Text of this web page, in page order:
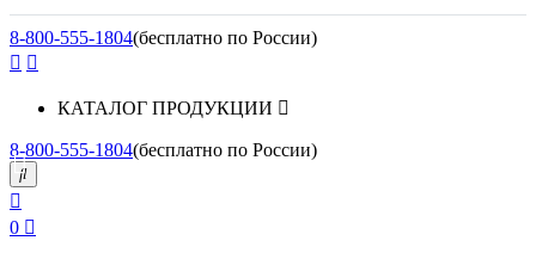
8-800-555-1804(бесплатно по России)
КАТАЛОГ ПРОДУКЦИИ
8-800-555-1804(бесплатно по России)
0